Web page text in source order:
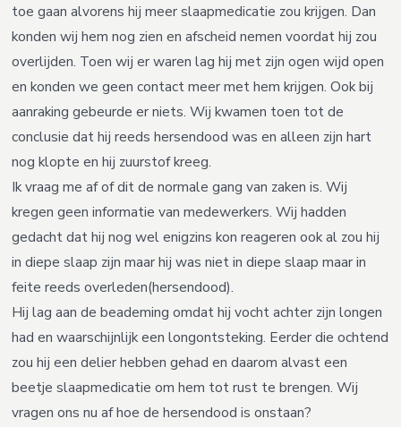
toe gaan alvorens hij meer slaapmedicatie zou krijgen. Dan
konden wij hem nog zien en afscheid nemen voordat hij zou
overlijden. Toen wij er waren lag hij met zijn ogen wijd open
en konden we geen contact meer met hem krijgen. Ook bij
aanraking gebeurde er niets. Wij kwamen toen tot de
conclusie dat hij reeds hersendood was en alleen zijn hart
nog klopte en hij zuurstof kreeg.
Ik vraag me af of dit de normale gang van zaken is. Wij
kregen geen informatie van medewerkers. Wij hadden
gedacht dat hij nog wel enigzins kon reageren ook al zou hij
in diepe slaap zijn maar hij was niet in diepe slaap maar in
feite reeds overleden(hersendood).
Hij lag aan de beademing omdat hij vocht achter zijn longen
had en waarschijnlijk een longontsteking. Eerder die ochtend
zou hij een delier hebben gehad en daarom alvast een
beetje slaapmedicatie om hem tot rust te brengen. Wij
vragen ons nu af hoe de hersendood is onstaan?